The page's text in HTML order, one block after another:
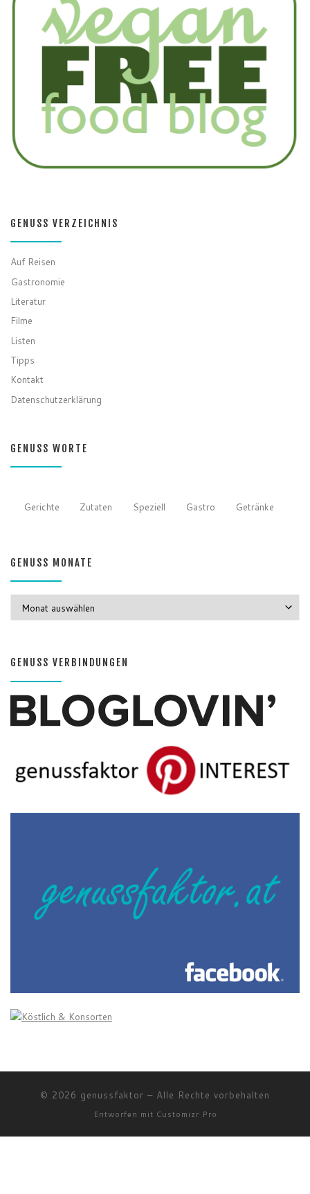
GENUSS VERZEICHNIS
Auf Reisen
Gastronomie
Literatur
Filme
Listen
Tipps
Kontakt
Datenschutzerklärung
GENUSS WORTE
Gerichte Zutaten Speziell Gastro Getränke
GENUSS MONATE
GENUSS VERBINDUNGEN
© 2026 genussfaktor – Alle Rechte vorbehalten
Entworfen mit Customizr Pro